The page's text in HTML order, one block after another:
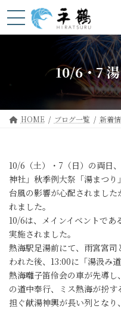
ン
プ
ビ
動
10/6・7
HOME ブログ一覧 新着
10/6（土）・7（日）の両日
神社」秋季例大祭「湯まつり
台風の影響が心配されまし
れました。
10/6は、メインイベントで
実施されました。
熱海駅足湯前にて、雨宮宮
われた後、13:00に「湯汲み
熱海囃子笛伶会の車が先導
の道中奉行、ミス熱海が扮
担ぐ献湯神輿が長い列とな